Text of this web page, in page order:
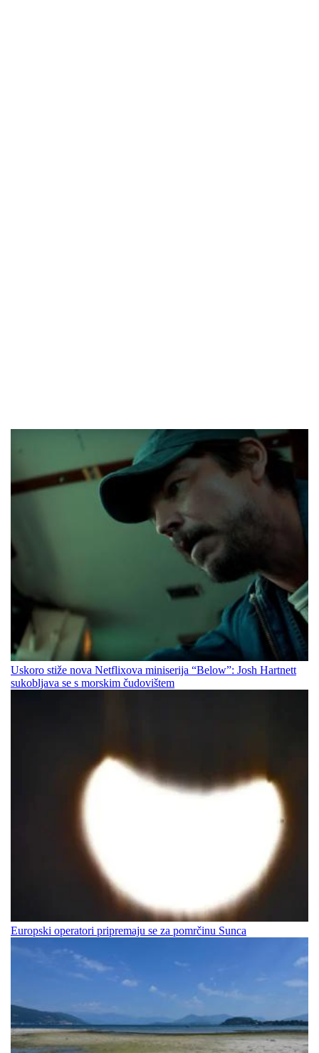
Uskoro stiže nova Netflixova miniserija “Below”: Josh Hartnett
sukobljava se s morskim čudovištem
Europski operatori pripremaju se za pomrčinu Sunca